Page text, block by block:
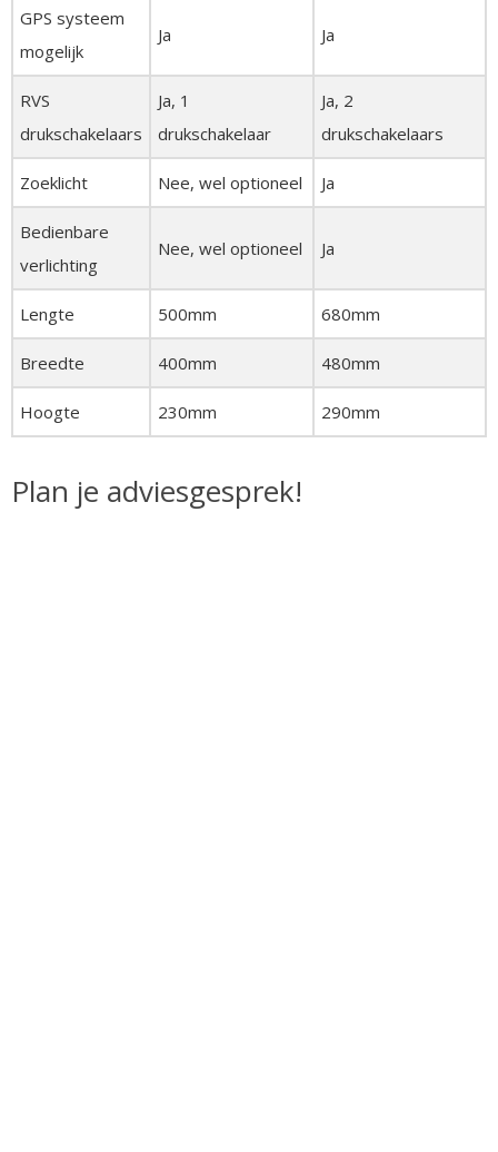
GPS systeem
mogelijk
Ja Ja
RVS
drukschakelaars
Ja, 1
drukschakelaar
Ja, 2
drukschakelaars
Zoeklicht Nee, wel optioneel Ja
Bedienbare
verlichting
Nee, wel optioneel Ja
Lengte 500mm 680mm
Breedte 400mm 480mm
Hoogte 230mm 290mm
Plan je adviesgesprek!